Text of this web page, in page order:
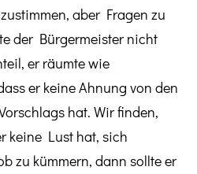
aber Fragen zu
der Bürgermeister nicht
er räumte wie
er keine Ahnung von den
hat. Wir finden,
keine Lust hat, sich
zu kümmern, dann sollte er